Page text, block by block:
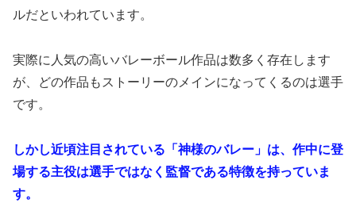
ルだといわれています。
実際に人気の高いバレーボール作品は数多く存在します
が、どの作品もストーリーのメインになってくるのは選手
です。
しかし近頃注目されている「神様のバレー」は、作中に登
場する主役は選手ではなく監督である特徴を持っていま
す。